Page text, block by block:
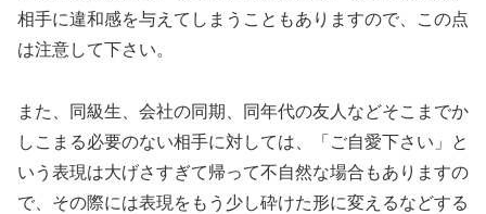
相手に違和感を与えてしまうこともありますので、この点
は注意して下さい。
また、同級生、会社の同期、同年代の友人などそこまでか
しこまる必要のない相手に対しては、「ご自愛下さい」と
いう表現は大げさすぎて帰って不自然な場合もありますの
で、その際には表現をもう少し砕けた形に変えるなどする